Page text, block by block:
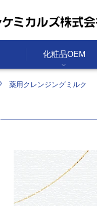
化粧品OEM
薬用クレンジングミルク